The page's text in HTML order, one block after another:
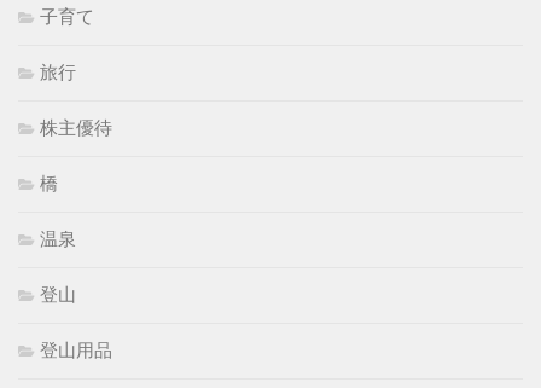
子育て
旅行
株主優待
橋
温泉
登山
登山用品